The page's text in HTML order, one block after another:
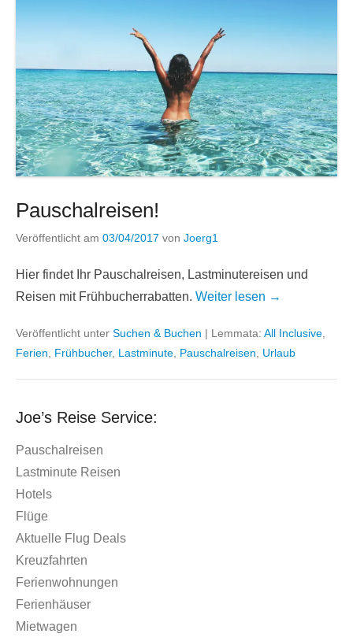
Pauschalreisen!
Veröffentlicht am 03/04/2017 von Joerg1
Hier findet Ihr Pauschalreisen, Lastminutereisen und
Reisen mit Frühbucherrabatten. Weiter lesen →
Veröffentlicht unter Suchen & Buchen | Lemmata: All Inclusive
Ferien
Frühbucher, Lastminute Pauschalreisen Urlaub
Joe’s Reise Service:
Pauschalreisen
Lastminute Reisen
Hotels
Flüge
Aktuelle Flug Deals
Kreuzfahrten
Ferienwohnungen
Ferienhäuser
Mietwagen